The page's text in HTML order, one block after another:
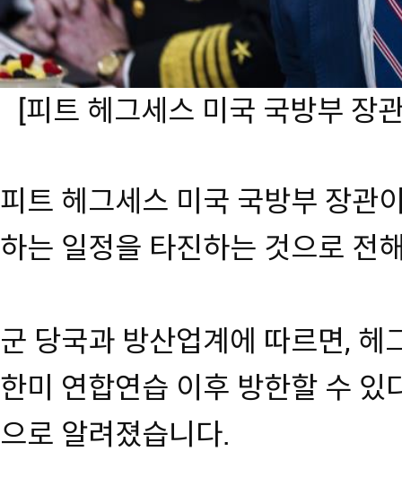
[피트 헤그세스 미국 국방부 장
피트 헤그세스 미국 국방부 장관
하는 일정을 타진하는 것으로 전
군 당국과 방산업계에 따르면, 헤
한미 연합연습 이후 방한할 수 있
으로 알려졌습니다.